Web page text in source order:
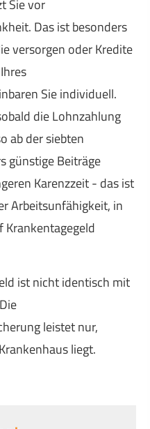
Sie vor
Das ist besonders
versorgen oder Kredite
Sie individuell.
die Lohnzahlung
ab der siebten
günstige Beiträge
Karenzzeit - das ist
Arbeitsunfähigkeit, in
Krankentagegeld
ist nicht identisch mit
leistet nur,
liegt.